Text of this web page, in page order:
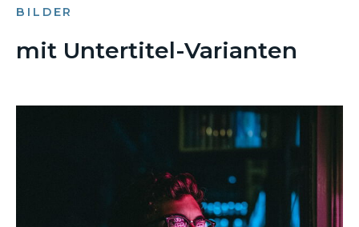
BILDER
mit Untertitel-Varianten